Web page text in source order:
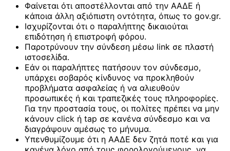
Φαίνεται ότι αποστέλλονται από την ΑΑΔΕ ή
κάποια άλλη αξιόπιστη οντότητα, όπως το gov.gr.
Ισχυρίζονται ότι ο παραλήπτης δικαιούται
επιδότηση ή επιστροφή φόρου.
Παροτρύνουν την σύνδεση μέσω link σε πλαστή
ιστοσελίδα.
Εάν οι παραλήπτες πατήσουν τον σύνδεσμο,
υπάρχει σοβαρός κίνδυνος να προκληθούν
προβλήματα ασφαλείας ή να αλιευθούν
προσωπικές ή και τραπεζικές τους πληροφορίες.
Για την προστασία τους, οι πολίτες πρέπει να μην
κάνουν click ή tap σε κανένα σύνδεσμο και να
διαγράψουν αμέσως το μήνυμα.
Υπενθυμίζουμε ότι η ΑΑΔΕ δεν ζητά ποτέ και για